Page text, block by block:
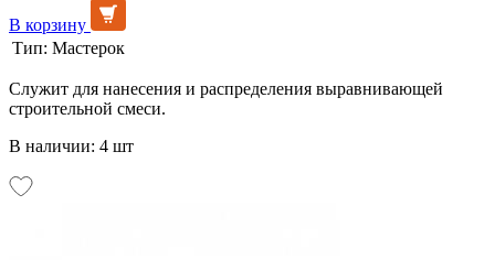
В корзину
Тип: Мастерок
Служит для нанесения и распределения выравнивающей
строительной смеси.
В наличии: 4 шт